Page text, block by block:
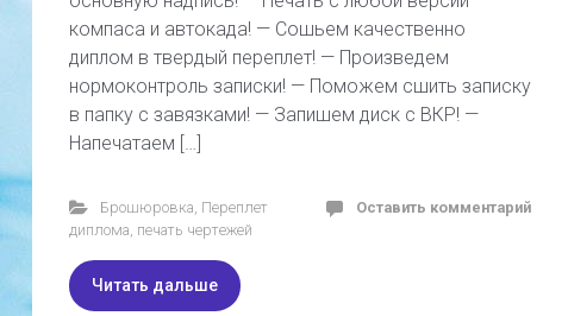
компаса и автокада! — Сошьем качественно
диплом в твердый переплет! — Произведем
нормоконтроль записки! — Поможем сшить записку
в папку с завязками! — Запишем диск с ВКР! —
Напечатаем […]
Брошюровка Переплет
диплома печать чертежей
Оставить комментарий
Читать дальше